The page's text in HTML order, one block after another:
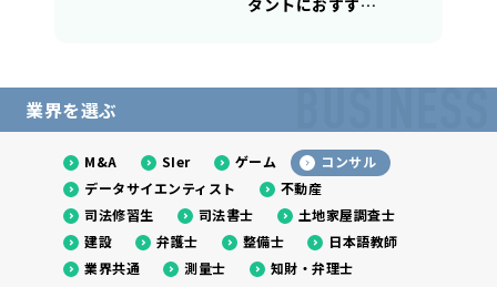
て解説
業界を選ぶ BUSINESS
M&A SIer ゲーム
コンサル
データサイエンティスト
不動産
司法修習生
司法書士
土地家屋調査士
建設
弁護士 整備士
日本語教師
業界共通
測量士
知財・弁理士